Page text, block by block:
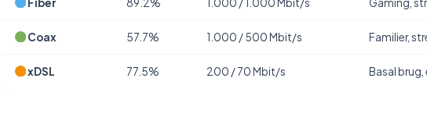
Coax 57.7% 1.000 / 500 Mbit/s Familier,
xDSL 77.5% 200 / 70 Mbit/s Basal